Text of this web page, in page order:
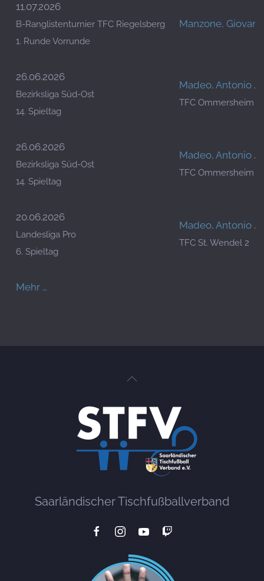
11.07.2026
B-Ranglistenturnier TFC Riegelsberg
1. Runde Vorrunde
Manzone,
26.06.2026
Bezirksliga Süd-Ost
14. Spieltag
Madeo, Antonio /
TFC Ommersheim
26.06.2026
Bezirksliga Süd-Ost
14. Spieltag
Madeo, Antonio /
TFC Ommersheim
20.06.2026
Landesliga Pro
6. Spieltag
Madeo, Antonio /
TFC St. Wendel 2
Mehr …
Saarländischer Tischfußballverband